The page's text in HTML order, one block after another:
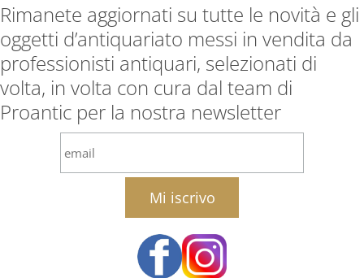
Rimanete aggiornati su tutte le novità e gli
oggetti d’antiquariato messi in vendita da
professionisti antiquari, selezionati di
volta, in volta con cura dal team di
Proantic per la nostra newsletter
email